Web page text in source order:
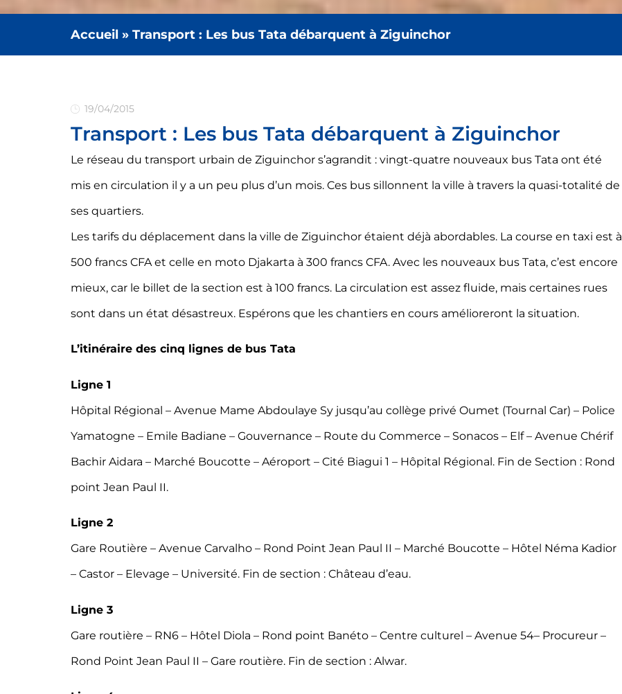
Accueil » Transport : Les bus Tata débarquent à Ziguinchor
19/04/2015
Transport : Les bus Tata débarquent à Ziguinchor
Le réseau du transport urbain de Ziguinchor s’agrandit : vingt-quatre nouveaux bus Tata ont été
mis en circulation il y a un peu plus d’un mois. Ces bus sillonnent la ville à travers la quasi-totalité de
ses quartiers.
Les tarifs du déplacement dans la ville de Ziguinchor étaient déjà abordables. La course en taxi est à
500 francs CFA et celle en moto Djakarta à 300 francs CFA. Avec les nouveaux bus Tata, c’est encore
mieux, car le billet de la section est à 100 francs. La circulation est assez fluide, mais certaines rues
sont dans un état désastreux. Espérons que les chantiers en cours amélioreront la situation.
L’itinéraire des cinq lignes de bus Tata
Ligne 1
Hôpital Régional – Avenue Mame Abdoulaye Sy jusqu’au collège privé Oumet (Tournal Car) – Police
Yamatogne – Emile Badiane – Gouvernance – Route du Commerce – Sonacos – Elf – Avenue Chérif
Bachir Aidara – Marché Boucotte – Aéroport – Cité Biagui 1 – Hôpital Régional. Fin de Section : Rond
point Jean Paul II.
Ligne 2
Gare Routière – Avenue Carvalho – Rond Point Jean Paul II – Marché Boucotte – Hôtel Néma Kadior
– Castor – Elevage – Université. Fin de section : Château d’eau.
Ligne 3
Gare routière – RN6 – Hôtel Diola – Rond point Banéto – Centre culturel – Avenue 54– Procureur –
Rond Point Jean Paul II – Gare routière. Fin de section : Alwar.